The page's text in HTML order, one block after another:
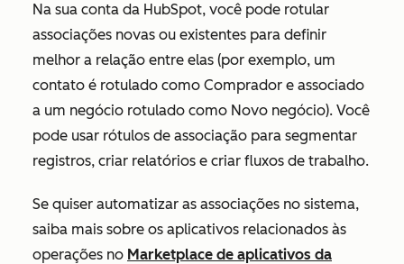
Na sua conta da HubSpot, você pode rotular
associações novas ou existentes para definir
melhor a relação entre elas (por exemplo, um
contato é rotulado como Comprador e associado
a um negócio rotulado como Novo negócio). Você
pode usar rótulos de associação para segmentar
registros, criar relatórios e criar fluxos de trabalho.
Se quiser automatizar as associações no sistema,
saiba mais sobre os aplicativos relacionados às
operações no Marketplace de aplicativos da